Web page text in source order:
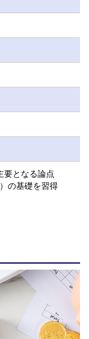
要となる論点
の基礎を習得